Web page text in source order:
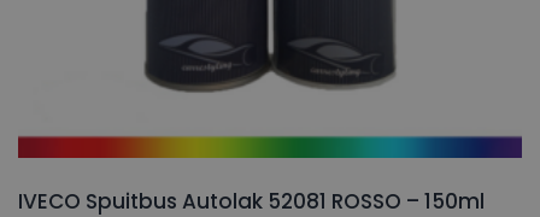
IVECO Spuitbus Autolak 52081 ROSSO – 150ml